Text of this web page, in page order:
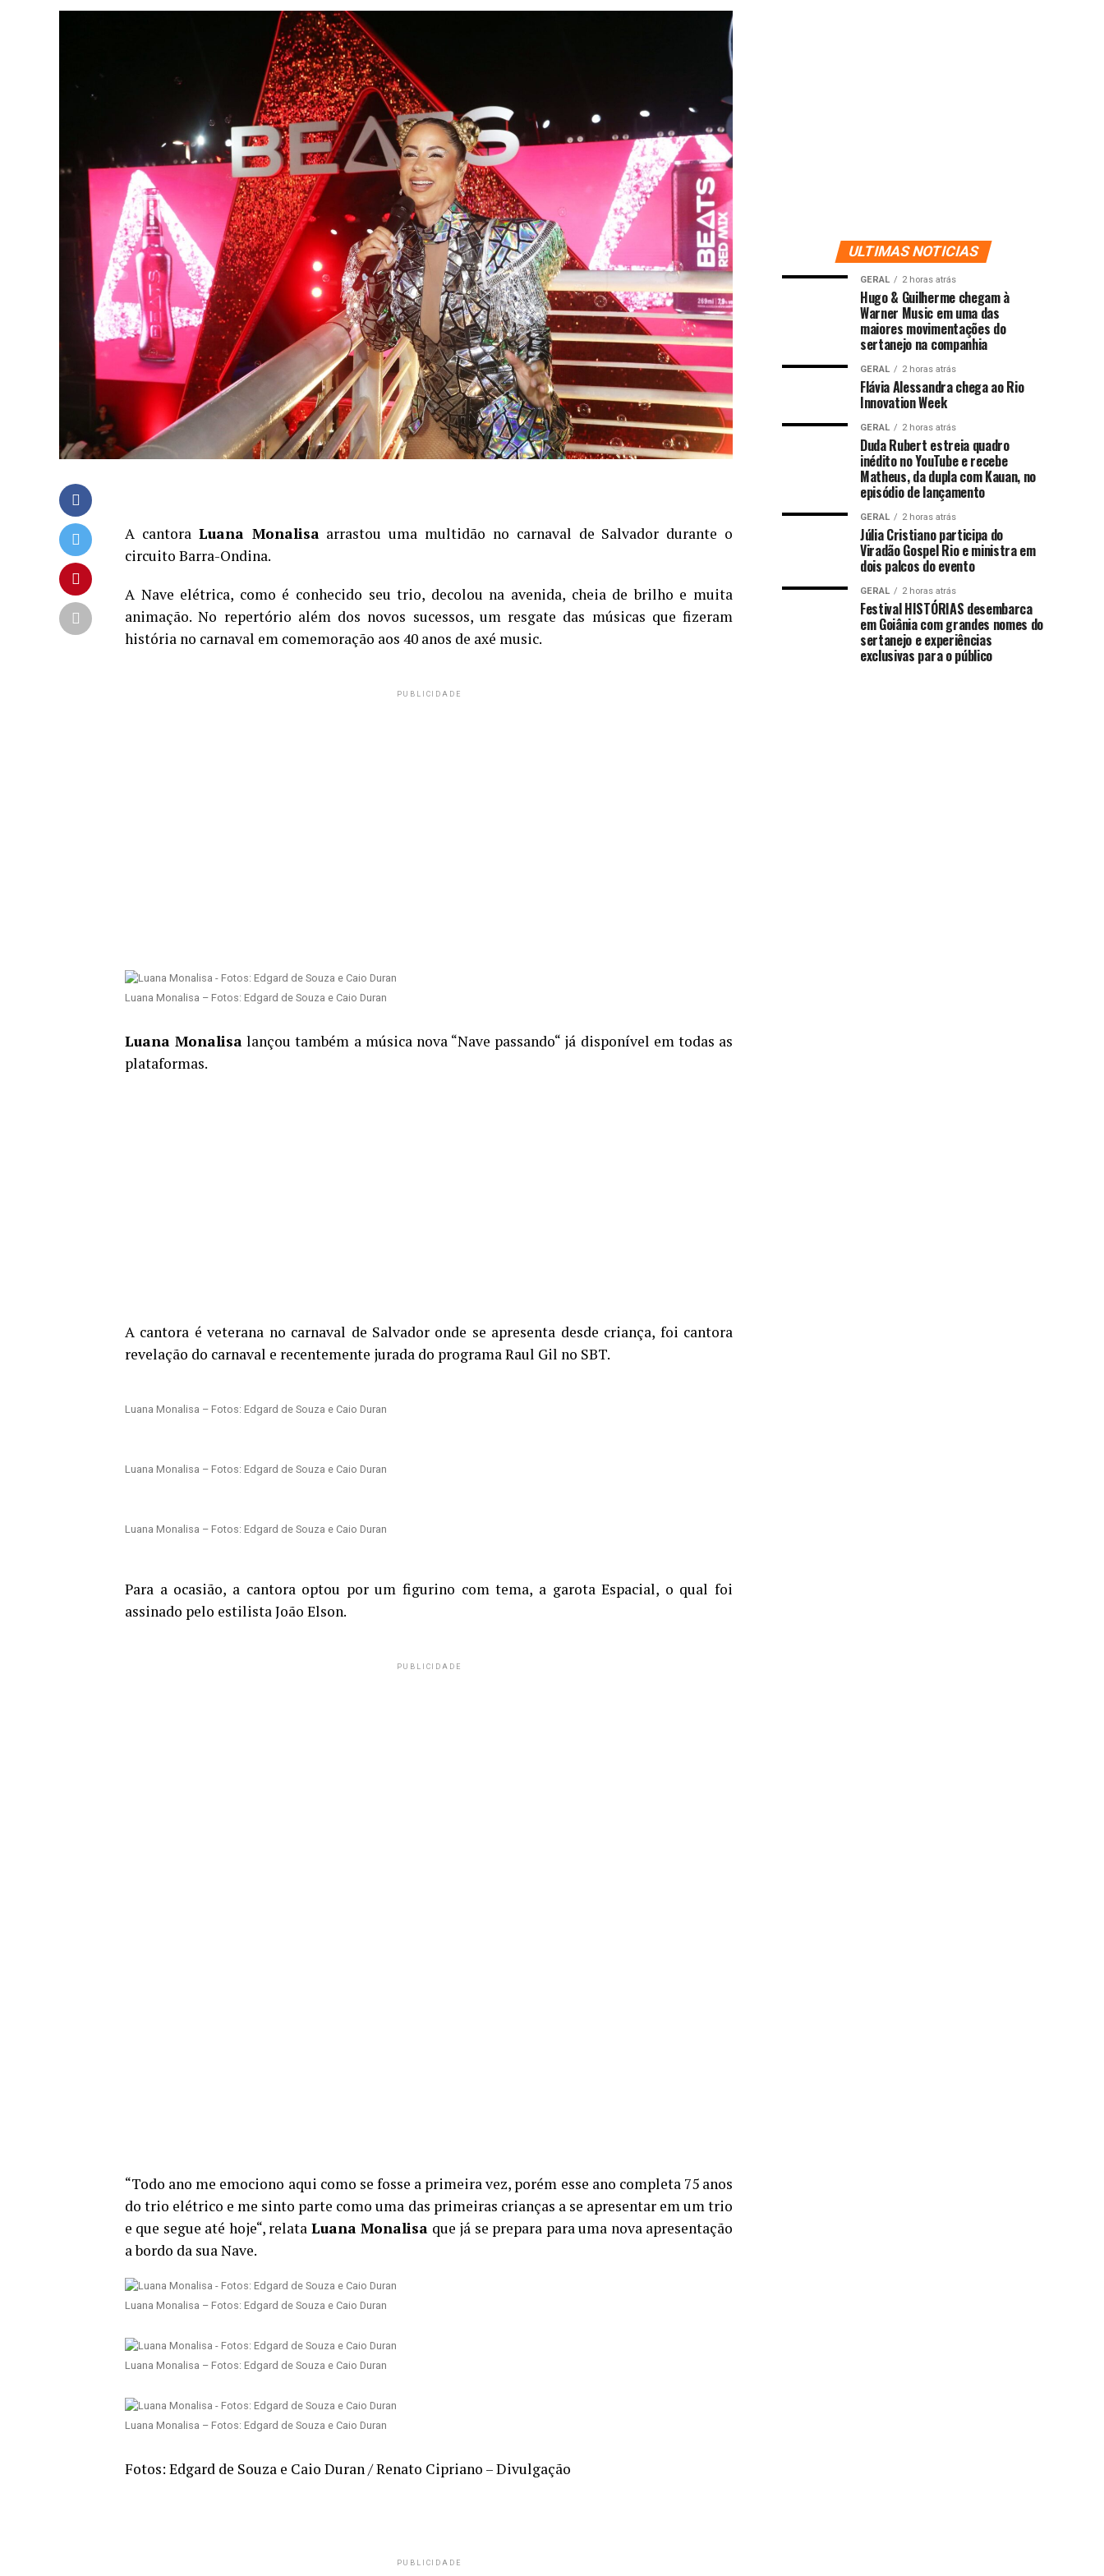
A cantora Luana Monalisaarrastou uma multidão no carnaval de Salvador durante o
circuito Barra-Ondina.
A Nave elétrica, como é conhecido seu trio, decolou na avenida, cheia de brilho e muita
animação. No repertório além dos novos sucessos, um resgate das músicas que fizeram
história no carnaval em comemoração aos 40 anos de axé music.
PUBLICIDADE
Luana Monalisa – Fotos: Edgard de Souza e Caio Duran
Luana Monalisa lançou também a música nova “Nave passando“ já disponível em todas as
plataformas.
A cantora é veterana no carnaval de Salvador onde se apresenta desde criança, foi cantora
revelação do carnaval e recentemente jurada do programa Raul Gil no SBT.
Luana Monalisa – Fotos: Edgard de Souza e Caio Duran
Luana Monalisa – Fotos: Edgard de Souza e Caio Duran
Luana Monalisa – Fotos: Edgard de Souza e Caio Duran
Para a ocasião, a cantora optou por um figurino com tema, a garota Espacial, o qual foi
assinado pelo estilista João Elson.
PUBLICIDADE
“Todo ano me emociono aqui como se fosse a primeira vez, porém esse ano completa 75 anos
do trio elétrico e me sinto parte como uma das primeiras crianças a se apresentar em um trio
e que segue até hoje“, relata Luana Monalisa que já se prepara para uma nova apresentação
a bordo da sua Nave.
Luana Monalisa – Fotos: Edgard de Souza e Caio Duran
Luana Monalisa – Fotos: Edgard de Souza e Caio Duran
Luana Monalisa – Fotos: Edgard de Souza e Caio Duran
Fotos: Edgard de Souza e Caio Duran / Renato Cipriano – Divulgação
PUBLICIDADE
ULTIMAS NOTICIAS
GERAL 2 horas atrás
Hugo & Guilherme chegam à
Warner Music em uma das
maiores movimentações do
sertanejo na companhia
GERAL 2 horas atrás
Flávia Alessandra chega ao Rio
Innovation Week
GERAL 2 horas atrás
Duda Rubert estreia quadro
inédito no YouTube e recebe
Matheus, da dupla com Kauan, no
episódio de lançamento
GERAL 2 horas atrás
Júlia Cristiano participa do
Viradão Gospel Rio e ministra em
dois palcos do evento
GERAL 2 horas atrás
Festival HISTÓRIAS desembarca
em Goiânia com grandes nomes do
sertanejo e experiências
exclusivas para o público